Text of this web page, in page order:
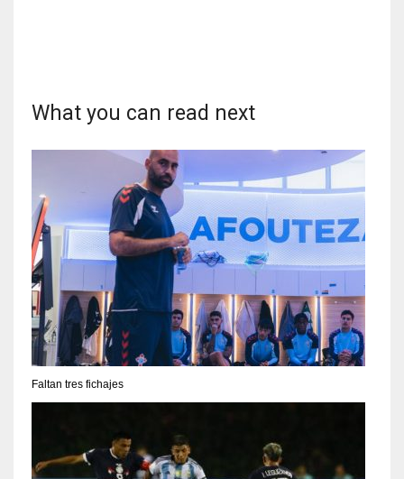
What you can read next
Faltan tres fichajes